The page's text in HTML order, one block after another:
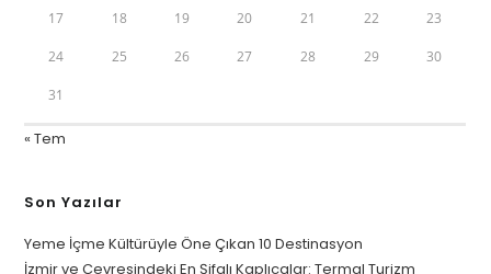
17 18 19 20 21 22 23
24 25 26 27 28 29 30
31
« Tem
Son Yazılar
Yeme İçme Kültürüyle Öne Çıkan 10 Destinasyon
İzmir ve Çevresindeki En Şifalı Kaplıcalar: Termal Turizm